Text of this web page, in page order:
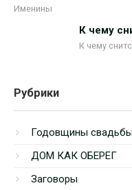
Именины
К чему
К чему
Рубрики
Годовщины свадьбы
ДОМ КАК ОБЕРЕГ
Заговоры